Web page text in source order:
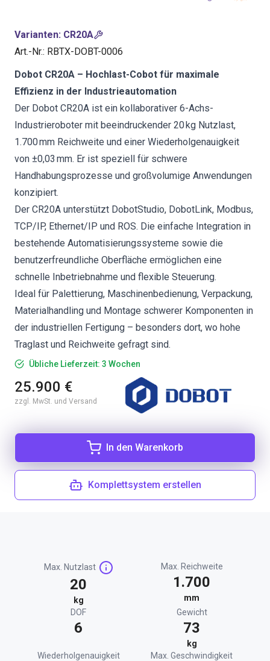
Varianten: CR20A
Art.-Nr.: RBTX-DOBT-0006
Dobot CR20A – Hochlast-Cobot für maximale
Effizienz in der Industrieautomation
Der Dobot CR20A ist ein kollaborativer 6-Achs-
Industrieroboter mit beeindruckender 20 kg Nutzlast,
1.700 mm Reichweite und einer Wiederholgenauigkeit
von ±0,03 mm. Er ist speziell für schwere
Handhabungsprozesse und großvolumige Anwendungen
konzipiert.
Der CR20A unterstützt DobotStudio, DobotLink, Modbus,
TCP/IP, Ethernet/IP und ROS. Die einfache Integration in
bestehende Automatisierungssysteme sowie die
benutzerfreundliche Oberfläche ermöglichen eine
schnelle Inbetriebnahme und flexible Steuerung.
Ideal für Palettierung, Maschinenbedienung, Verpackung,
Materialhandling und Montage schwerer Komponenten in
der industriellen Fertigung – besonders dort, wo hohe
Traglast und Reichweite gefragt sind.
Übliche Lieferzeit: 3 Wochen
25.900 €
zzgl. MwSt. und Versand
In den Warenkorb
Komplettsystem erstellen
Max. Nutzlast
20
kg
Max. Reichweite
1.700
mm
DOF
6
Gewicht
73
kg
Wiederholgenauigkeit
Max. Geschwindigkeit